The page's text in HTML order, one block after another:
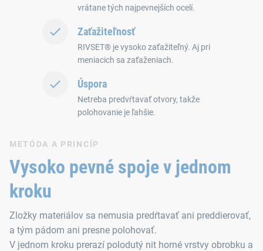
vrátane tých najpevnejších ocelí.
Zaťažiteľnosť
RIVSET® je vysoko zaťažiteľný. Aj pri
meniacich sa zaťaženiach.
Úspora
Netreba predvŕtavať otvory, takže
polohovanie je ľahšie.
METÓDA A PRINCÍP
Vysoko pevné spoje v jednom
kroku
Zložky materiálov sa nemusia predŕtavať ani preddierovať,
a tým pádom ani presne polohovať.
V jednom kroku prerazí polodutý nit horné vrstvy obrobku a